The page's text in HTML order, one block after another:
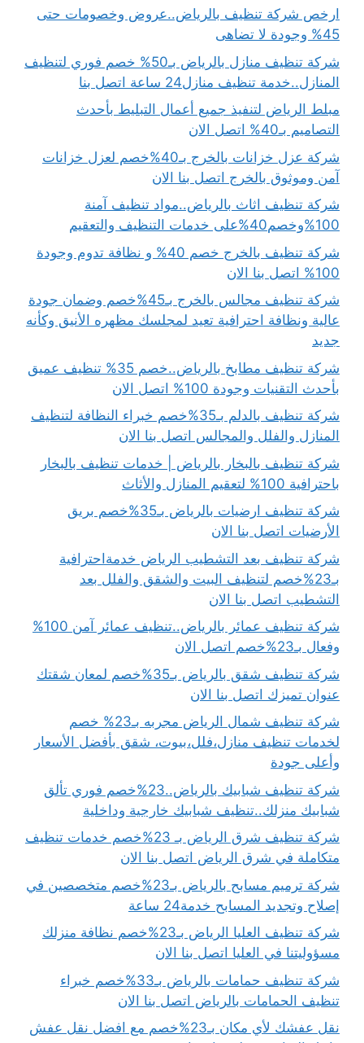
ارخص شركة تنظيف بالرياض..عروض وخصومات حتى
45% وجودة لا تضاهى
شركة تنظيف منازل بالرياض بـ50% خصم فوري لتنظيف
المنازل..خدمة تنظيف منازل24 ساعة اتصل بنا
مبلط الرياض لتنفيذ جميع أعمال التبليط بأحدث
التصاميم بـ40% اتصل الان
شركة عزل خزانات بالخرج بـ40%خصم لعزل خزانات
آمن وموثوق بالخرج اتصل بنا الان
شركة تنظيف اثاث بالرياض..مواد تنظيف آمنة
100%وخصم40%على خدمات التنظيف والتعقيم
شركة تنظيف بالخرج خصم 40% و نظافة تدوم وجودة
100% اتصل بنا الان
شركة تنظيف مجالس بالخرج بـ45%خصم وضمان جودة
عالية ونظافة احترافية تعيد لمجلسك مظهره الأنيق وكأنه
جديد
شركة تنظيف مطابخ بالرياض..خصم 35% تنظيف عميق
بأحدث التقنيات وجودة 100% اتصل الان
شركة تنظيف بالدلم بـ35%خصم خبراء النظافة لتنظيف
المنازل والفلل والمجالس اتصل بنا الان
شركة تنظيف بالبخار بالرياض | خدمات تنظيف بالبخار
باحترافية 100% لتعقيم المنازل والأثاث
شركة تنظيف ارضيات بالرياض بـ35%خصم بريق
الأرضيات اتصل بنا الان
شركة تنظيف بعد التشطيب الرياض خدمةاحترافية
بـ23%خصم لتنظيف البيت والشقق والفلل بعد
التشطيب اتصل بنا الان
شركة تنظيف عمائر بالرياض..تنظيف عمائر آمن 100%
وفعال بـ23%خصم اتصل الان
شركة تنظيف شقق بالرياض بـ35%خصم لمعان شقتك
عنوان تميزك اتصل بنا الان
شركة تنظيف شمال الرياض مجربه بـ23% خصم
لخدمات تنظيف منازل،فلل،بيوت، شقق بأفضل الأسعار
وأعلى جودة
شركة تنظيف شبابيك بالرياض..23%خصم فوري تألق
شبابيك منزلك..تنظيف شبابيك خارجية وداخلية
شركة تنظيف شرق الرياض بـ 23%خصم خدمات تنظيف
متكاملة في شرق الرياض اتصل بنا الان
شركة ترميم مسابح بالرياض بـ23%خصم متخصصين في
إصلاح وتجديد المسابح خدمة24 ساعة
شركة تنظيف العليا الرياض بـ23%خصم نظافة منزلك
مسؤوليتنا في العليا اتصل بنا الان
شركة تنظيف حمامات بالرياض بـ33%خصم خبراء
تنظيف الحمامات بالرياض اتصل بنا الان
نقل عفشك لأي مكان بـ23%خصم مع افضل نقل عفش